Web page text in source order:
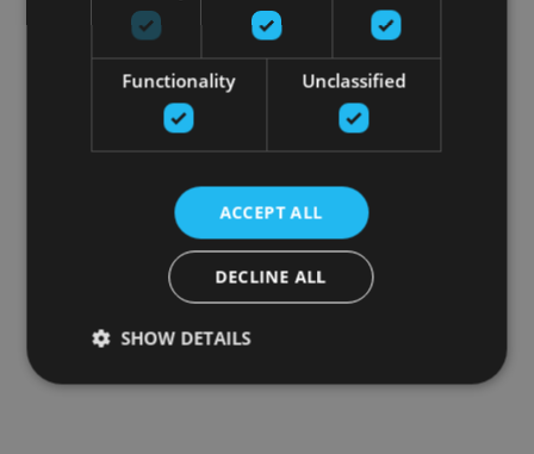
Functionality Unclassified
ACCEPT ALL
DECLINE ALL
SHOW DETAILS